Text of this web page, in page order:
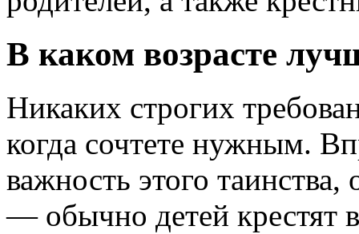
В каком возрасте
Никаких строгих
когда сочтете нужным.
важность этого таинства,
— обычно детей крестят